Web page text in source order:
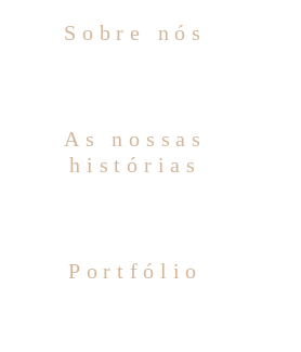
Sobre nós
As nossas
histórias
Portfólio